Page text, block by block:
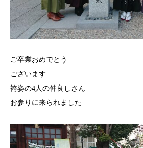
ご卒業おめでとう
ございます
袴姿の4人の仲良しさん
お参りに来られました